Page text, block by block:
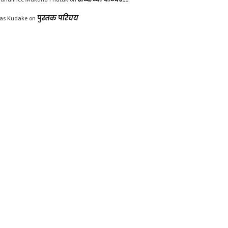
Kudake on पुस्तक परिचय